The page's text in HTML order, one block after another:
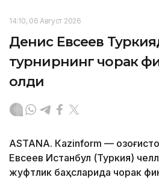
14:10, 06 Август 2026
Денис Евсеев
турнирнинг чорак
олди
ASTANА. Кazinform —
Евсеев Истанбул (Туркия)
жуфтлик баҳсларида чорак